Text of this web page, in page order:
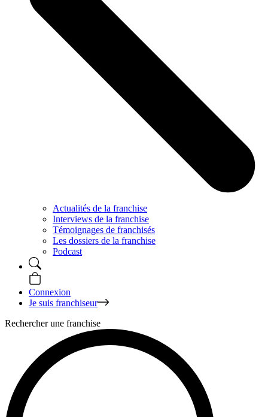
Actualités de la franchise
Interviews de la franchise
Témoignages de franchisés
Les dossiers de la franchise
Podcast
Connexion
Je suis franchiseur
Rechercher une franchise